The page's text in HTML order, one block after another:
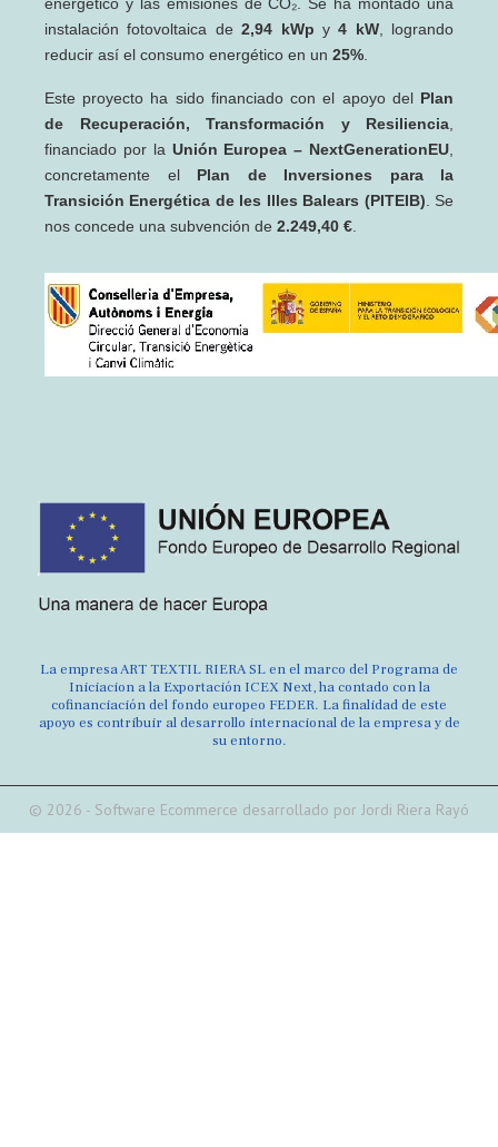
instalación fotovoltaica de2,94 kWp y4 kW, logrando
reducir así el consumo energético en un 25%
Este proyecto ha sido financiado con el apoyo del Plan
de Recuperación, Transformación y Resiliencia
financiado por la Unión Europea – NextGenerationEU
concretamente el Plan de Inversiones para la
Transición Energética de les Illes Balears (PITEIB) . Se
nos concede una subvención de 2.249,40 €
La empresa ART TEXTIL RIERA SL en el marco del Programa de
Iniciacion a la Exportación ICEX Next, ha contado con la
cofinanciación del fondo europeo FEDER. La finalidad de este
apoyo es contribuir al desarrollo internacional de la empresa y de
su entorno.
© 2026 - Software Ecommerce desarrollado por Jordi Riera Rayó